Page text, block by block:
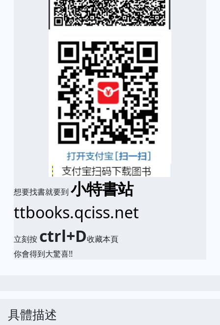
想要找書就要到 小特書站
ttbooks.qciss.net
立刻按 ctrl+D收藏本頁
你會得到大驚喜!!
具體描述